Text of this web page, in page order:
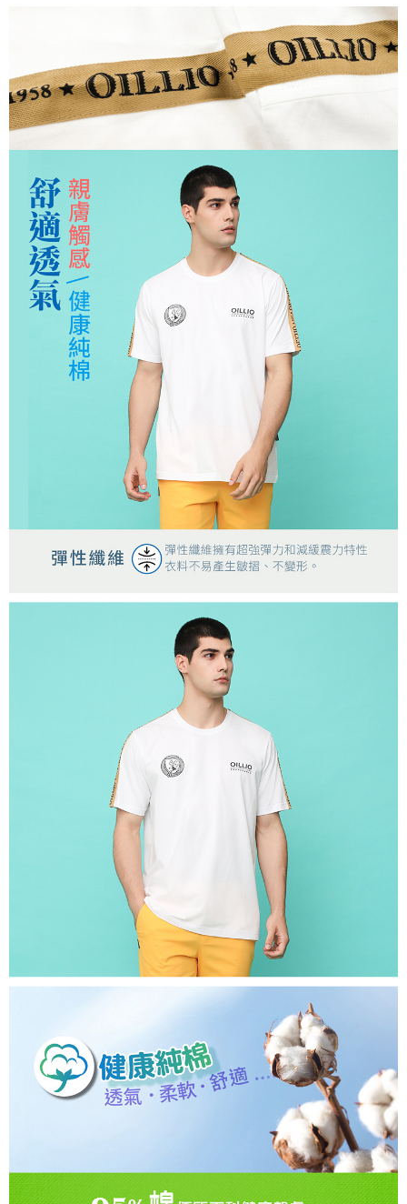
１．於結帳方式選擇「AFTEE先享後付」後，將跳轉至「AFTEE先享後付」
結帳頁面，進行簡訊認證並確認金額後，即可完成結帳。
２．訂單成立數日內，您將收到繳費通知簡訊。
３．收到繳費通知簡訊後14天內，點擊此簡訊中的連結，可透過四大超商／
ATM／網路銀行／等多元方式進行付款，方視為交易完成。
※ 請注意：結帳手續完成當下不需立刻繳費，但若您需要取消訂單，請聯絡
購買商品的店家。未經商家同意取消之訂單仍視為有效，需透過AFTEE先享
後付繳納相關費用。
※ 交易是否成功請以「AFTEE先享後付 」之結帳頁面顯示為準，若有關於
是否繳費成功／繳費後需取消欲退款等相關疑問，請聯繫「AFTEE先享後付
客戶支援中心」
https://netprotections.freshdesk.com/support/home
【注意事項】
１．透過由恩沛科技股份有限公司提供之「AFTEE先享後付」服務完成之交
易，需依本服務之必要範圍內提供個人資料，並將交易相關給付款項請求債
權轉讓予恩沛科技股份有限公司。
２．關於個人資料處理事宜，請瀏覽以下網址：
https://aftee.tw/terms/#terms3
３．未成年的使用者請事先徵得法定代理人或監護人之同意方可使用
「AFTEE先享後付」，若未經同意申辦者引起之損失，本公司不負相關責
４．使用「AFTEE先享後付」時，將依據個別帳號之用戶狀況，依本公司即
時審查核予不同之上限額度；若仍有額度不足之情形，本公司將視審查結果
５．嚴禁一人註冊多個帳號或使用他人資訊註冊。若發現惡意使用之情形，
恩沛科技股份有限公司將有權停止該用戶之使用額度並採取法律行動。
每筆NT$150，滿NT$500(含以上)免運費
萊爾富取貨付款
每筆NT$150，滿NT$500(含以上)免運費
每筆NT$150，滿NT$500(含以上)免運費
7-11取貨付款
每筆NT$150，滿NT$500(含以上)免運費
付款後7-11取貨
每筆NT$150，滿NT$500(含以上)免運費
每筆NT$150，滿NT$500(含以上)免運費
每筆NT$200，滿NT$5,000(含以上)免運費